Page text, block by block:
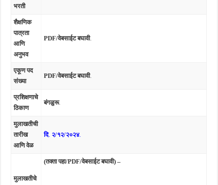
भरती
शैक्षणिक
पात्रता
आणि
अनुभव
PDF/वेबसाईट बघावी.
एकूण पद
संख्या
PDF/वेबसाईट बघावी.
प्रशिक्षणाचे
ठिकाण
बंगळुरू.
मुलाखतीची
तारीख
आणि वेळ
दि. २/१२/२०२४.
मुलाखतीचे
(तक्ता पहा/PDF/वेबसाईट बघावी) –